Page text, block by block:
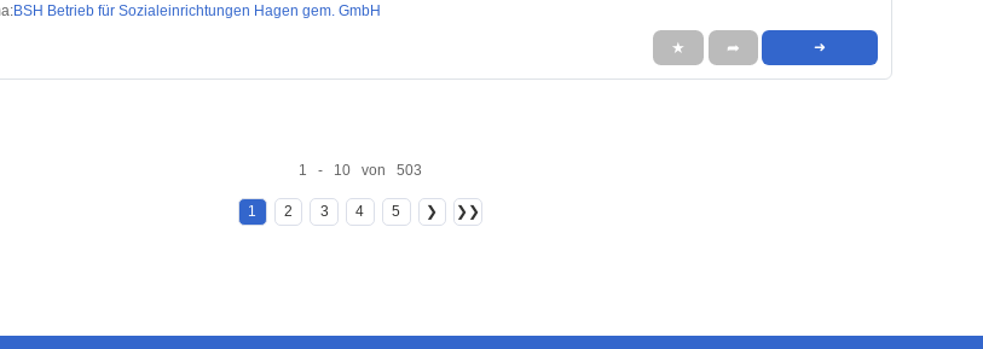
BSH Betrieb für Sozialeinrichtungen Hagen gem. GmbH
★ ➦ ➜
1 - 10 von 503
1 2 3 4 5 ❯ ❯❯